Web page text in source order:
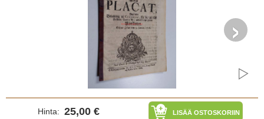
›
Hinta: 25,00 € LISÄÄ OSTOSKORIIN